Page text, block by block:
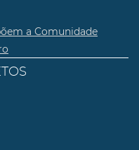
a Comunidade